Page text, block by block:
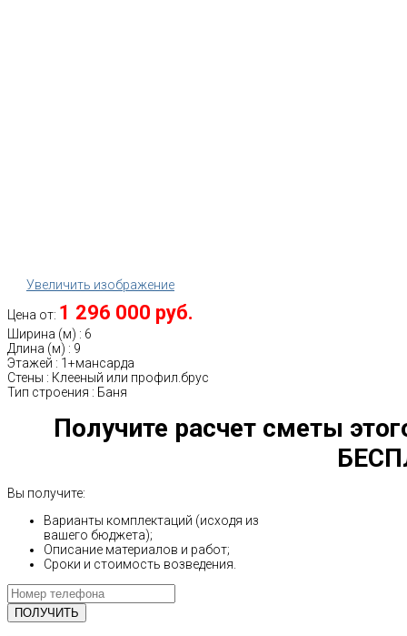
Увеличить изображение
Цена от: 1 296 000 руб.
Ширина (м) : 6
Длина (м) : 9
Этажей : 1+мансарда
Стены : Клееный или профил.брус
Тип строения : Баня
Получите расчет сметы
Вы получите:
Варианты комплектаций (исходя из
вашего бюджета);
Описание материалов и работ;
Сроки и стоимость возведения.